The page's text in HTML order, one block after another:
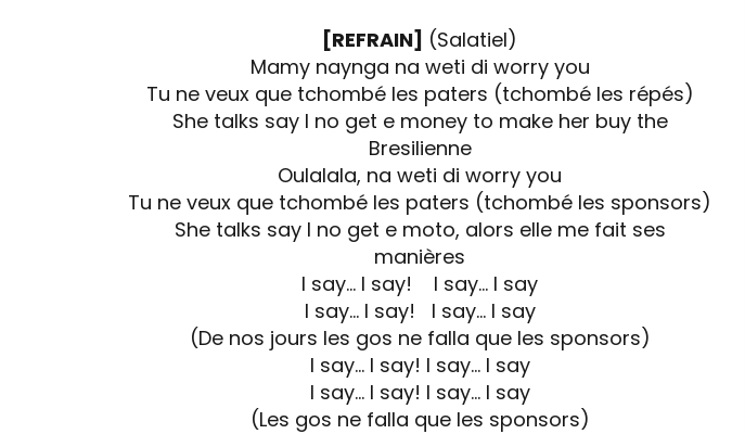
[REFRAIN] (Salatiel)
Mamy naynga na weti di worry you
Tu ne veux que tchombé les paters (tchombé les répés)
She talks say I no get e money to make her buy the
Bresilienne
Oulalala, na weti di worry you
Tu ne veux que tchombé les paters (tchombé les sponsors)
She talks say I no get e moto, alors elle me fait ses
manières
I say… I say! I say… I say
I say… I say! I say… I say
(De nos jours les gos ne falla que les sponsors)
I say… I say! I say… I say
I say… I say! I say… I say
(Les gos ne falla que les sponsors)